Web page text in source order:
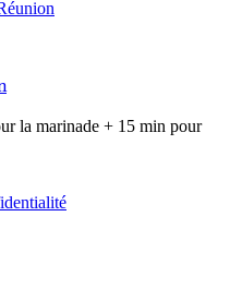
la marinade + 15 min pour